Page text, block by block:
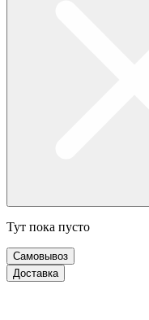
Тут пока пусто
Самовывоз
Доставка